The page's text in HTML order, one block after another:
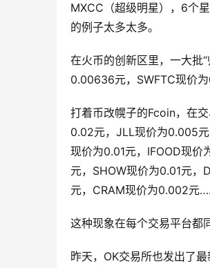
MXCC（超级明星），6个
的例子太多太多。
在火币的创新区里，一大批
0.00636元，SWFTC现价
打着币改幌子的Fcoin，在
0.02元，JLL现价为0.005
现价为0.01元，IFOOD现价
元，SHOW现价为0.01元
元，CRAM现价为0.002元
这种现象在每个交易平台都
昨天，OK交易所也发出了